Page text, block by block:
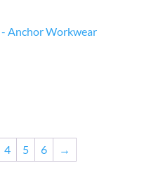
4 5 6 →